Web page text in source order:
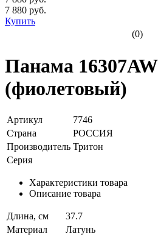
7 880 руб.
Купить
(0)
Панама 16307AW
(фиолетовый)
Артикул
7746
Страна
РОССИЯ
Производитель Тритон
Серия
Характеристики товара
Описание товара
Длина, см
37.7
Материал
Латунь